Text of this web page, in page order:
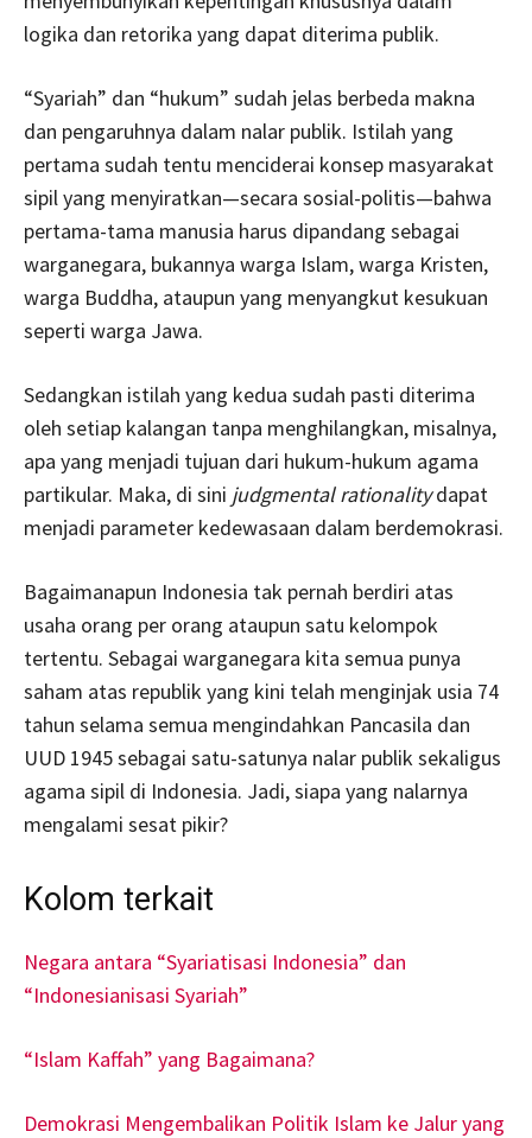
logika dan retorika yang dapat diterima publik.
“Syariah” dan “hukum” sudah jelas berbeda makna
dan pengaruhnya dalam nalar publik. Istilah yang
pertama sudah tentu menciderai konsep masyarakat
sipil yang menyiratkan—secara sosial-politis—bahwa
pertama-tama manusia harus dipandang sebagai
warganegara, bukannya warga Islam, warga Kristen,
warga Buddha, ataupun yang menyangkut kesukuan
seperti warga Jawa.
Sedangkan istilah yang kedua sudah pasti diterima
oleh setiap kalangan tanpa menghilangkan, misalnya,
apa yang menjadi tujuan dari hukum-hukum agama
partikular. Maka, di sini judgmental rationalitydapat
menjadi parameter kedewasaan dalam berdemokrasi.
Bagaimanapun Indonesia tak pernah berdiri atas
usaha orang per orang ataupun satu kelompok
tertentu. Sebagai warganegara kita semua punya
saham atas republik yang kini telah menginjak usia 74
tahun selama semua mengindahkan Pancasila dan
UUD 1945 sebagai satu-satunya nalar publik sekaligus
agama sipil di Indonesia. Jadi, siapa yang nalarnya
mengalami sesat pikir?
Kolom terkait
Negara antara “Syariatisasi Indonesia” dan
“Indonesianisasi Syariah”
“Islam Kaffah” yang Bagaimana?
Demokrasi Mengembalikan Politik Islam ke Jalur yang